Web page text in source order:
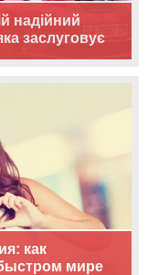
надійний
заслуговує
как
мире